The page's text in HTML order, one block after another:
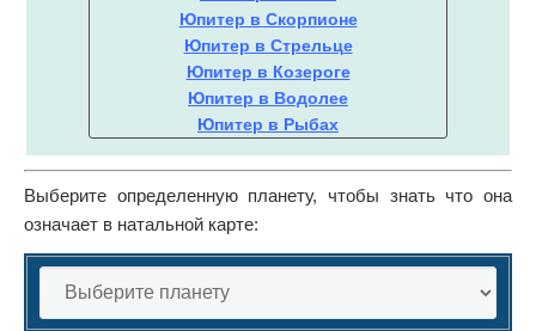
Юпитер в Скорпионе
Юпитер в Стрельце
Юпитер в Козероге
Юпитер в Водолее
Юпитер в Рыбах
Выберите определенную планету, чтобы знать что она
означает в натальной карте: